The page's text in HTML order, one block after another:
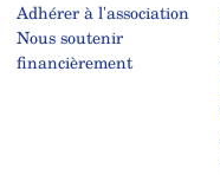
Adhérer à l'association
Nous soutenir
financièrement